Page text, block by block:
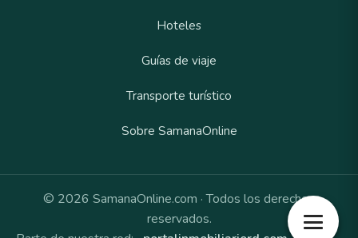
Hoteles
Guías de viaje
Transporte turístico
Sobre SamanaOnline
© 2026 SamanaOnline.com · Todos los derechos
reservados.